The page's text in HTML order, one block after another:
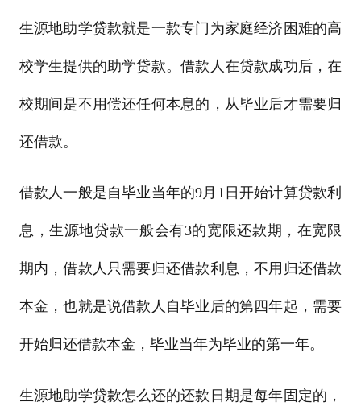
生源地助学贷款就是一款专门为家庭经济困难的高
校学生提供的助学贷款。借款人在贷款成功后，在
校期间是不用偿还任何本息的，从毕业后才需要归
还借款。
借款人一般是自毕业当年的9月1日开始计算贷款利
息，生源地贷款一般会有3的宽限还款期，在宽限
期内，借款人只需要归还借款利息，不用归还借款
本金，也就是说借款人自毕业后的第四年起，需要
开始归还借款本金，毕业当年为毕业的第一年。
生源地助学贷款怎么还的还款日期是每年固定的，